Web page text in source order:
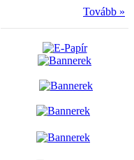
Tovább »